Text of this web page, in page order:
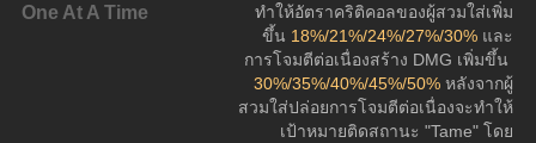
One At A Time
ทำให้อัตราคริติคอลของผู้สวมใส่เพิ่ม
ขึ้น 18%/21%/24%/27%/30% และ
การโจมตีต่อเนื่องสร้าง DMG เพิ่มขึ้น
30%/35%/40%/45%/50% หลังจากผู้
สวมใส่ปล่อยการโจมตีต่อเนื่องจะทำให้
เป้าหมายติดสถานะ "Tame" โดย